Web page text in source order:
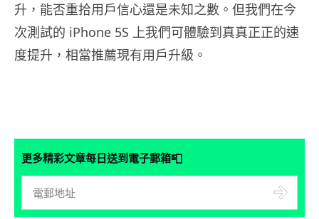
升，能否重拾用戶信心還是未知之數。但我們在今
次測試的 iPhone 5S 上我們可體驗到真真正正的速
度提升，相當推薦現有用戶升級。
更多精彩文章每日送到電子郵箱📮